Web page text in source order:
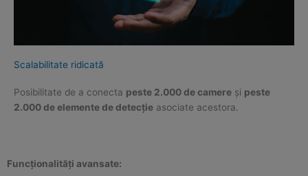
Scalabilitate ridicată
Posibilitate de a conecta peste 2.000 de camere și peste
2.000 de elemente de detecție asociate acestora.
Funcționalități avansate: